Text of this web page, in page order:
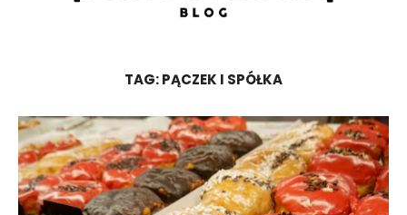
TAG:PĄCZEK I SPÓŁKA